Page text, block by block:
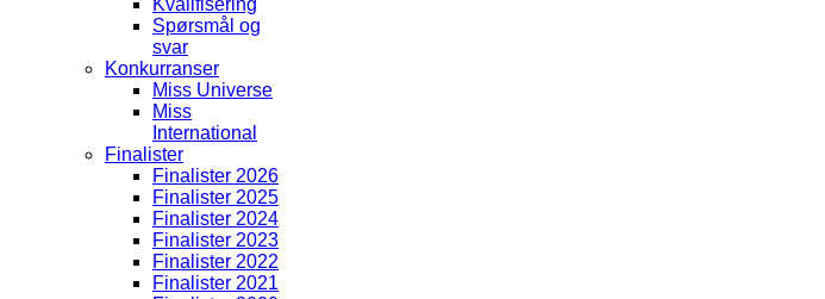
Spørsmål og
svar
Konkurranser
Miss Universe
Miss
International
Finalister
Finalister 2026
Finalister 2025
Finalister 2024
Finalister 2023
Finalister 2022
Finalister 2021